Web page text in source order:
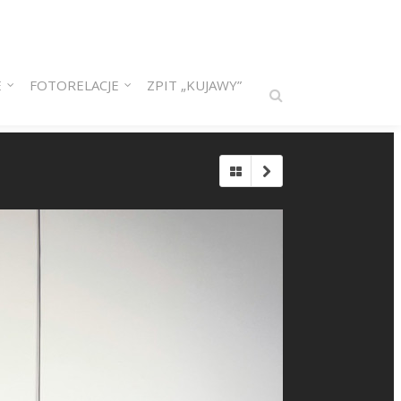
FOTORELACJE ZPIT „KUJAWY”